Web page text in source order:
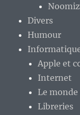
Noomiz
Divers
Humour
Apple et
Internet
Le
Libreries